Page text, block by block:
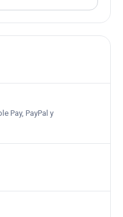
Pay, PayPal y